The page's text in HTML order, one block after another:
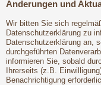
Änderungen und
Wir bitten Sie sich
Datenschutzerklärung zu
Datenschutzerklärung an,
durchgeführten
informieren Sie, sobald
Ihrerseits (z.B.
Benachrichtigung